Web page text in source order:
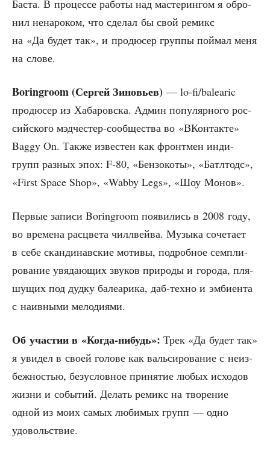
Баста. В про­цес­се рабо­ты над масте­рин­гом я обро­
нил нена­ро­ком, что сде­лал бы свой реми­кс
на «Да будет так», и про­дю­сер груп­пы пой­мал меня
на слове.
Boringroom (Сер­гей Зино­вьев) — lo-fi/balearic
про­дю­сер из Хаба­ров­ска. Админ попу­ляр­но­го рос­
сий­ско­го мэд­че­стер-сооб­ще­ства во «ВКон­так­те»
Baggy On. Так­же изве­стен как фронт­мен инди-
групп раз­ных эпох: F‑80, «Бен­зо­ко­ты», «Бат­л­тодс»,
«First Space Shop», «Wabby Legs», «Шоу Монов».
Пер­вые запи­си Boringroom появи­лись в 2008 году,
во вре­ме­на рас­цве­та чил­л­вей­ва. Музы­ка соче­та­ет
в себе скан­ди­нав­ские моти­вы, подроб­ное сем­пли­
ро­ва­ние увя­да­ю­щих зву­ков при­ро­ды и горо­да, пля­
шу­щих под дуд­ку бале­а­ри­ка, даб-тех­но и эмби­ен­та
с наив­ны­ми мелодиями.
Об уча­стии в «Когда-нибудь»: Трек «Да будет так»
я уви­дел в сво­ей голо­ве как валь­си­ро­ва­ние с неиз­
беж­но­стью, без­услов­ное при­ня­тие любых исхо­дов
жиз­ни и собы­тий. Делать реми­кс на тво­ре­ние
одной из моих самых люби­мых групп — одно
удовольствие.